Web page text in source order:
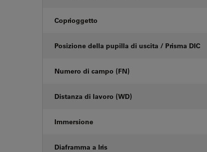
Coprioggetto
Posizione della pupilla di uscita / Prisma DIC
Numero di campo (FN)
Distanza di lavoro (WD)
Immersione
Diaframma a Iris